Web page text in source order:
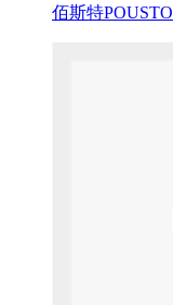
佰斯特POUSTO